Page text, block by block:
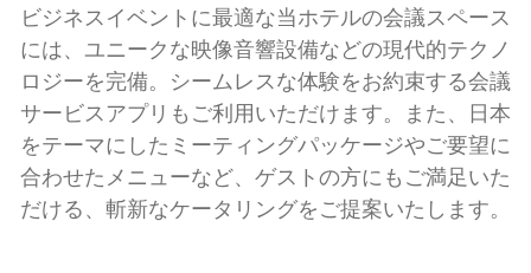
ビジネスイベントに最適な当ホテルの会議スペース
には、ユニークな映像音響設備などの現代的テクノ
ロジーを完備。シームレスな体験をお約束する会議
サービスアプリもご利用いただけます。また、日本
をテーマにしたミーティングパッケージやご要望に
合わせたメニューなど、ゲストの方にもご満足いた
だける、斬新なケータリングをご提案いたします。